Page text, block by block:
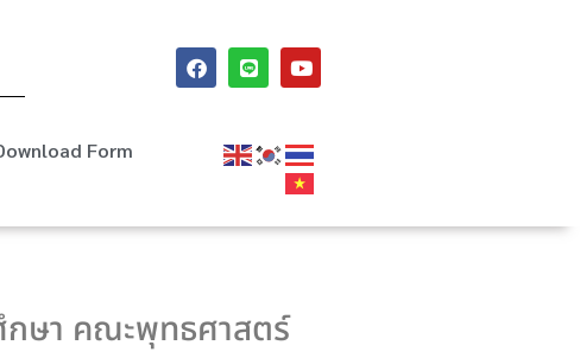
Form
ษา คณะพุทธศาสตร์